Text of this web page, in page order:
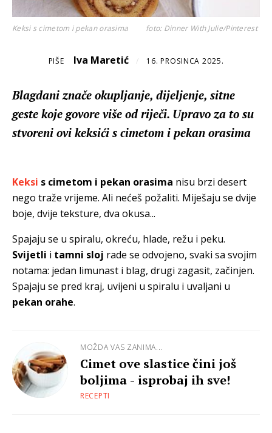
Keksi s cimetom i pekan orasima foto: Dinner With Julie/Pinterest
PIŠE Iva Maretić / 16. PROSINCA 2025.
Blagdani znače okupljanje, dijeljenje, sitne
geste koje govore više od riječi. Upravo za to su
stvoreni ovi keksići s cimetom i pekan orasima
Keksi s cimetom i pekan orasima nisu brzi desert
nego traže vrijeme. Ali nećeš požaliti. Miješaju se dvije
boje, dvije teksture, dva okusa...
Spajaju se u spiralu, okreću, hlade, režu i peku.
Svijetli i tamni sloj rade se odvojeno, svaki sa svojim
notama: jedan limunast i blag, drugi zagasit, začinjen.
Spajaju se pred kraj, uvijeni u spiralu i uvaljani u
pekan orahe.
MOŽDA VAS ZANIMA...
Cimet ove slastice čini još
boljima - isprobaj ih sve!
RECEPTI